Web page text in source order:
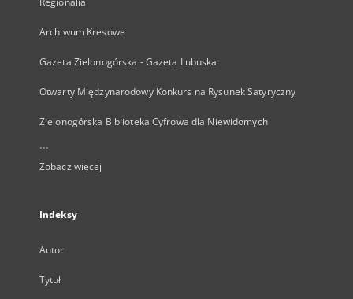
Archiwum Kresowe
Gazeta Zielonogórska - Gazeta Lubuska
Otwarty Międzynarodowy Konkurs na Rysunek Satyryczny
Zielonogórska Biblioteka Cyfrowa dla Niewidomych
...
Zobacz więcej
Indeksy
Autor
Tytuł